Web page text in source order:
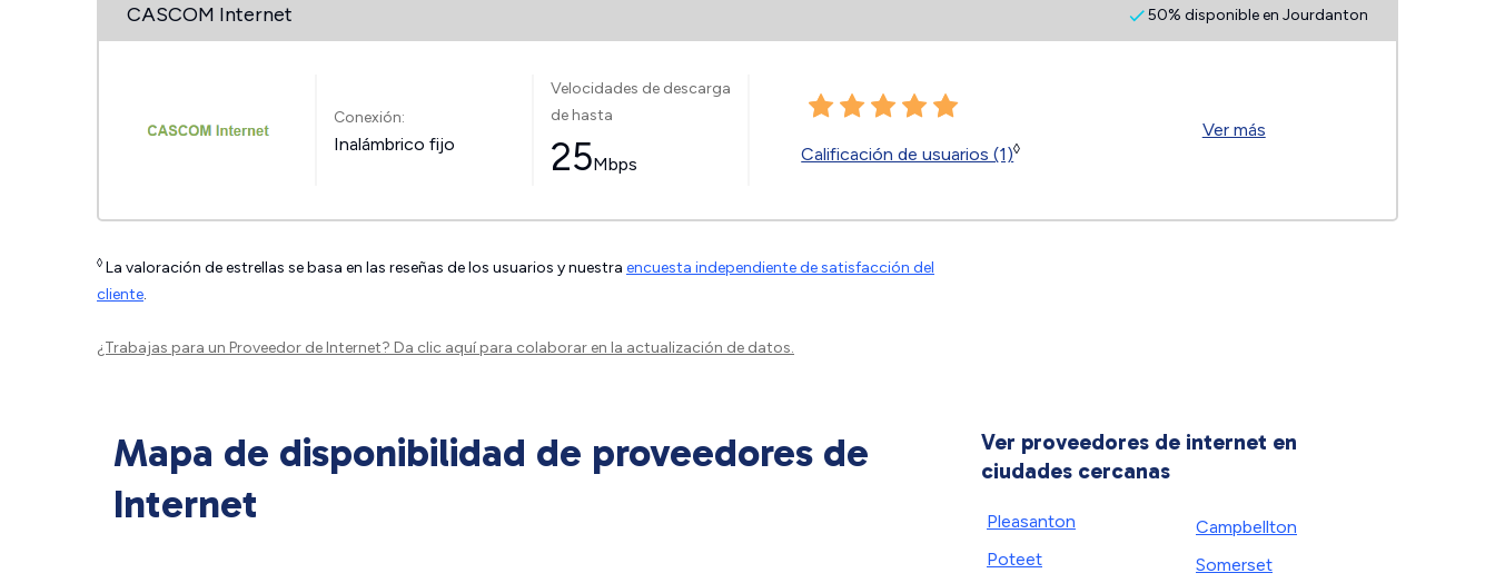
CASCOM Internet 50% disponible en Jourdanton
Conexión:
Inalámbrico fijo
Velocidades de descarga
de hasta
25Mbps Calificación de usuarios (1)◊
Ver más
◊ La valoración de estrellas se basa en las reseñas de los usuarios y nuestra encuesta independiente de satisfacción del
cliente.
¿Trabajas para un Proveedor de Internet? Da clic aquípara colaborar en la actualización de datos.
Mapa de disponibilidad de proveedores de
Internet
Ver proveedores de internet en
ciudades cercanas
Pleasanton
Poteet
Campbellton
Somerset